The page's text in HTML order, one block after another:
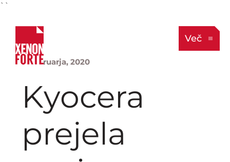
``
Več
5. februarja, 2020
Kyocera
prejela